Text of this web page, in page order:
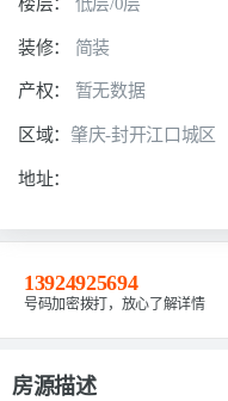
装修： 简装
产权： 暂无数据
区域： 肇庆-封开江口城区
地址：
13924925694
号码加密拨打，放心了解详情
房源描述